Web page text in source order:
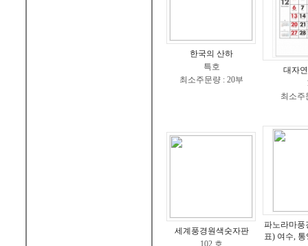
한국의 산하
특호
최소주문량 : 20부
대자
최소주
세계풍경원색숫자판
102 호
파노라마풍
표) 여수,